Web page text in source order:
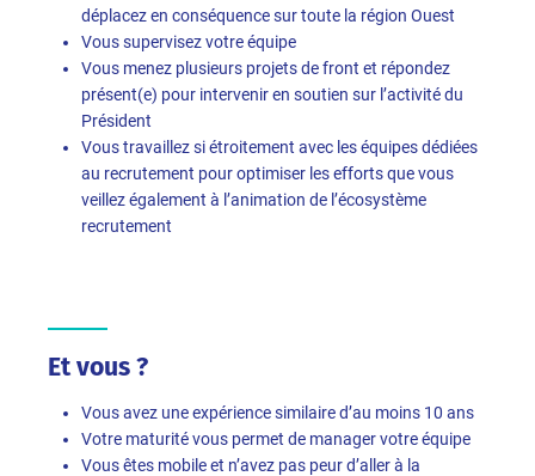
déplacez en conséquence sur toute la région Ouest
Vous supervisez votre équipe
Vous menez plusieurs projets de front et répondez
présent(e) pour intervenir en soutien sur l’activité du
Président
Vous travaillez si étroitement avec les équipes dédiées
au recrutement pour optimiser les efforts que vous
veillez également à l’animation de l’écosystème
recrutement
Et vous ?
Vous avez une expérience similaire d’au moins 10 ans
Votre maturité vous permet de manager votre équipe
Vous êtes mobile et n’avez pas peur d’aller à la